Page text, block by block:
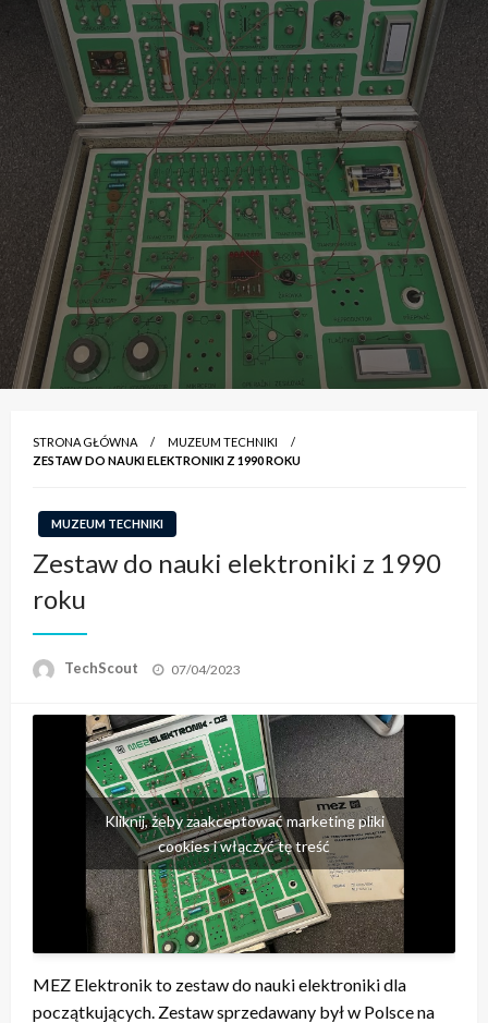
STRONA GŁÓWNA
MUZEUM TECHNIKI
ZESTAW DO NAUKI ELEKTRONIKI Z 1990 ROKU
MUZEUM TECHNIKI
Zestaw do nauki elektroniki z 1990
roku
TechScout
Opublikowane
07/04/2023
Kliknij, żeby zaakceptować marketing pliki
cookies i włączyć tę treść
MEZ Elektronik to zestaw do nauki elektroniki dla
początkujących. Zestaw sprzedawany był w Polsce na